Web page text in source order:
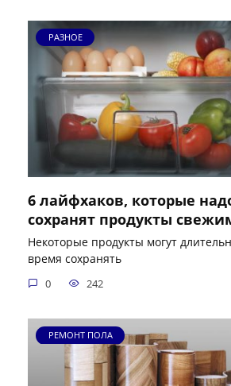
РАЗНОЕ
6 лайфхаков, которые
сохранят продукты
Некоторые продукты могут
время сохранять
0 242
РЕМОНТ ПОЛА